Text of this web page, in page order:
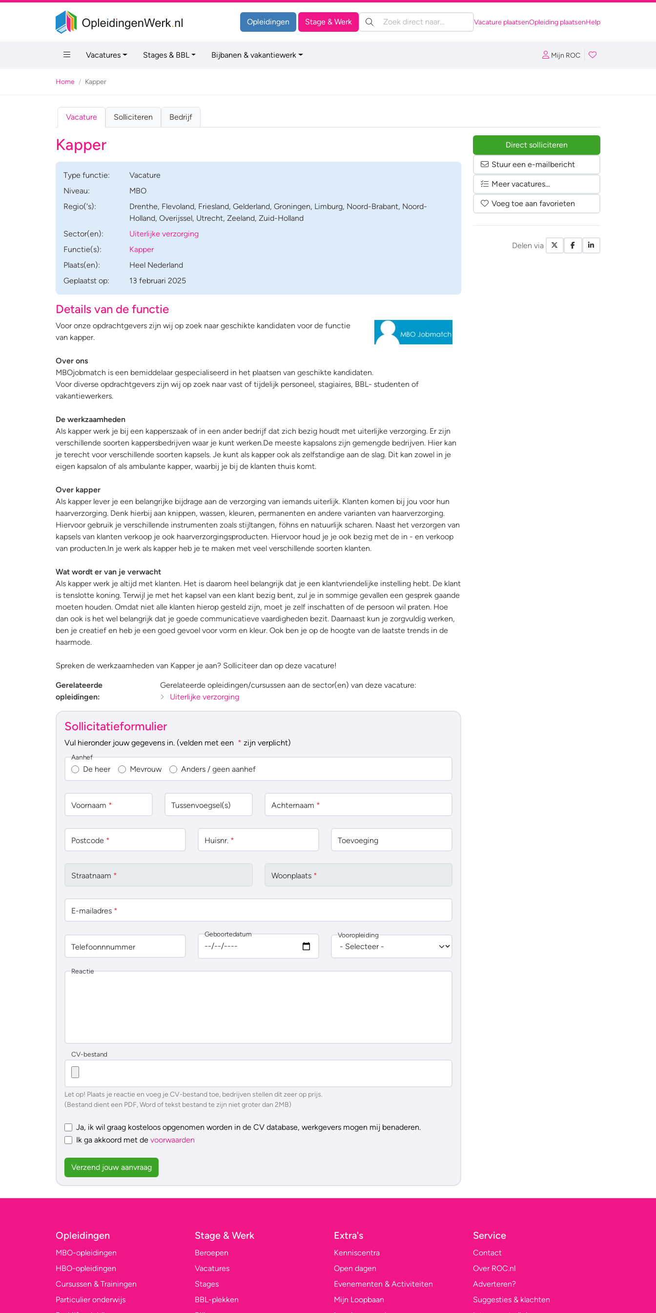
Opleidingen Stage & Werk Zoeken: Vacature plaatsenOpleiding plaatsenHelp
Vacatures Stages & BBL Bijbanen & vakantiewerk Mijn ROC
Home Kapper
Vacature Solliciteren Bedrijf
Kapper
Type functie:
Vacature
Niveau:
MBO
Regio('s):
Drenthe, Flevoland, Friesland, Gelderland, Groningen, Limburg, Noord-Brabant, Noord-
Holland, Overijssel, Utrecht, Zeeland, Zuid-Holland
Sector(en):
Uiterlijke verzorging
Functie(s):
Kapper
Plaats(en):
Heel Nederland
Geplaatst op:
13 februari 2025
Details van de functie
Voor onze opdrachtgevers zijn wij op zoek naar geschikte kandidaten voor de functie
van kapper.
Over ons
MBOjobmatch is een bemiddelaar gespecialiseerd in het plaatsen van geschikte kandidaten.
Voor diverse opdrachtgevers zijn wij op zoek naar vast of tijdelijk personeel, stagiaires, BBL- studenten of
vakantiewerkers.
De werkzaamheden
Als kapper werk je bij een kapperszaak of in een ander bedrijf dat zich bezig houdt met uiterlijke verzorging. Er zijn
verschillende soorten kappersbedrijven waar je kunt werken.De meeste kapsalons zijn gemengde bedrijven. Hier kan
je terecht voor verschillende soorten kapsels. Je kunt als kapper ook als zelfstandige aan de slag. Dit kan zowel in je
eigen kapsalon of als ambulante kapper, waarbij je bij de klanten thuis komt.
Over kapper
Als kapper lever je een belangrijke bijdrage aan de verzorging van iemands uiterlijk. Klanten komen bij jou voor hun
haarverzorging. Denk hierbij aan knippen, wassen, kleuren, permanenten en andere varianten van haarverzorging.
Hiervoor gebruik je verschillende instrumenten zoals stijltangen, föhns en natuurlijk scharen. Naast het verzorgen van
kapsels van klanten verkoop je ook haarverzorgingsproducten. Hiervoor houd je je ook bezig met de in - en verkoop
van producten.In je werk als kapper heb je te maken met veel verschillende soorten klanten.
Wat wordt er van je verwacht
Als kapper werk je altijd met klanten. Het is daarom heel belangrijk dat je een klantvriendelijke instelling hebt. De klant
is tenslotte koning. Terwijl je met het kapsel van een klant bezig bent, zul je in sommige gevallen een gesprek gaande
moeten houden. Omdat niet alle klanten hierop gesteld zijn, moet je zelf inschatten of de persoon wil praten. Hoe
dan ook is het wel belangrijk dat je goede communicatieve vaardigheden bezit. Daarnaast kun je zorgvuldig werken,
ben je creatief en heb je een goed gevoel voor vorm en kleur. Ook ben je op de hoogte van de laatste trends in de
haarmode.
Spreken de werkzaamheden van Kapper je aan? Solliciteer dan op deze vacature!
Gerelateerde
opleidingen:
Gerelateerde opleidingen/cursussen aan de sector(en) van deze vacature:
Uiterlijke verzorging
Sollicitatieformulier
Vul hieronder jouw gegevens in. (velden met een * zijn verplicht)
De heer Mevrouw Anders / geen aanhef
Aanhef
Voornaam * Tussenvoegsel(s) Achternaam *
Postcode * Huisnr. * Toevoeging
Straatnaam * Woonplaats *
E-mailadres *
Telefoonnnummer
Geboortedatum Vooropleiding
Reactie
CV-bestand
Let op! Plaats je reactie en voeg je CV-bestand toe, bedrijven stellen dit zeer op prijs.
(Bestand dient een PDF, Word of tekst bestand te zijn niet groter dan 2MB)
Ja, ik wil graag kosteloos opgenomen worden in de CV database, werkgevers mogen mij benaderen.
Ik ga akkoord met de voorwaarden
Verzend jouw aanvraag
Direct solliciteren
Stuur een e-mailbericht
Meer vacatures…
Voeg toe aan favorieten
Delen via X / Twitter
Facebook
LinkedIn
Opleidingen
MBO-opleidingen
HBO-opleidingen
Cursussen & Trainingen
Particulier onderwijs
Stage & Werk
Beroepen
Vacatures
Stages
BBL-plekken
Extra's
Kenniscentra
Open dagen
Evenementen & Activiteiten
Mijn Loopbaan
Service
Contact
Over ROC.nl
Adverteren?
Suggesties & klachten